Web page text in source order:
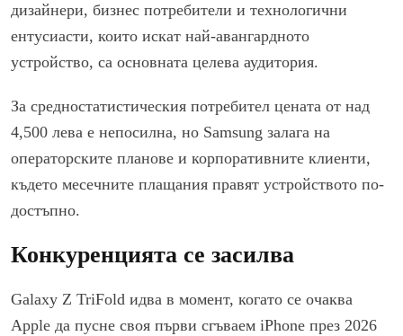
дизайнери, бизнес потребители и технологични
ентусиасти, които искат най-авангардното
устройство, са основната целева аудитория.
За средностатистическия потребител цената от над
4,500 лева е непосилна, но Samsung залага на
операторските планове и корпоративните клиенти,
където месечните плащания правят устройството по-
достъпно.
Конкуренцията се засилва
Galaxy Z TriFold идва в момент, когато се очаква
Apple да пусне своя първи сгъваем iPhone през 2026